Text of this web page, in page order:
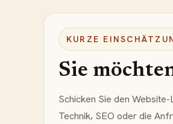
KURZE
Sie
Schicken Sie den
Technik, SEO oder die